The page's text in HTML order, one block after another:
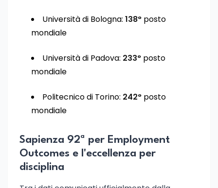
Università di Bologna: 138° posto
mondiale
Università di Padova: 233° posto
mondiale
Politecnico di Torino: 242° posto
mondiale
Sapienza 92ª per Employment
Outcomes e l'eccellenza per
disciplina